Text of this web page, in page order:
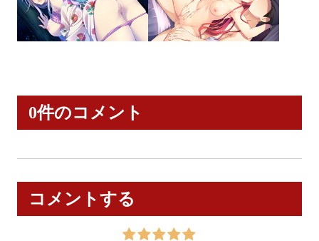
0件のコメント
コメントする